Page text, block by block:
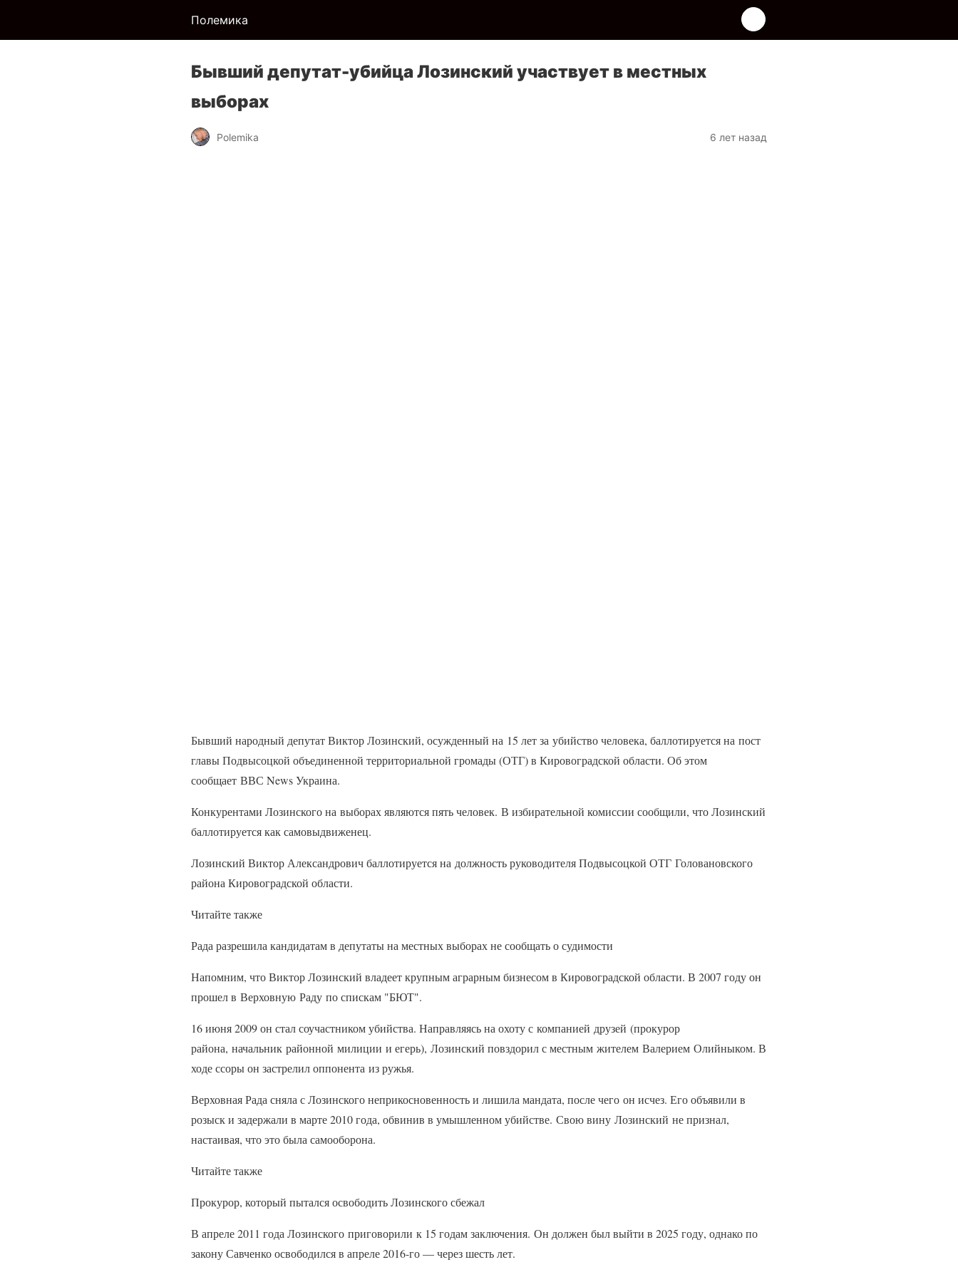
Полемика
Бывший депутат-убийца Лозинский участвует в местных
выборах
Polemika 6 лет назад
Бывший народный депутат Виктор Лозинский, осужденный на 15 лет за убийство человека, баллотируется на пост
главы Подвысоцкой объединенной территориальной громады (ОТГ) в Кировоградской области. Об этом
сообщает ВВС News Украина.
Конкурентами Лозинского на выборах являются пять человек. В избирательной комиссии сообщили, что Лозинский
баллотируется как самовыдвиженец.
Лозинский Виктор Александрович баллотируется на должность руководителя Подвысоцкой ОТГ Головановского
района Кировоградской области.
Читайте также
Рада разрешила кандидатам в депутаты на местных выборах не сообщать о судимости
Напомним, что Виктор Лозинский владеет крупным аграрным бизнесом в Кировоградской области. В 2007 году он
прошел в Верховную Раду по спискам "БЮТ".
16 июня 2009 он стал соучастником убийства. Направляясь на охоту с компанией друзей (прокурор
района, начальник районной милиции и егерь), Лозинский повздорил с местным жителем Валерием Олийныком. В
ходе ссоры он застрелил оппонента из ружья.
Верховная Рада сняла с Лозинского неприкосновенность и лишила мандата, после чего он исчез. Его объявили в
розыск и задержали в марте 2010 года, обвинив в умышленном убийстве. Свою вину Лозинский не признал,
настаивая, что это была самооборона.
Читайте также
Прокурор, который пытался освободить Лозинского сбежал
В апреле 2011 года Лозинского приговорили к 15 годам заключения. Он должен был выйти в 2025 году, однако по
закону Савченко освободился в апреле 2016-го — через шесть лет.